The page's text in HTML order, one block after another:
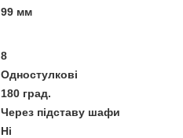
99 мм
8
Одностулкові
180 град.
Через підставу шафи
Ні